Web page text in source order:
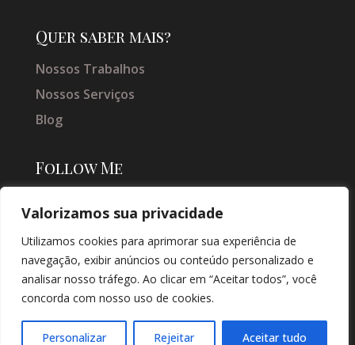
Valorizamos sua privacidade
Utilizamos cookies para aprimorar sua experiência de
navegação, exibir anúncios ou conteúdo personalizado e
analisar nosso tráfego. Ao clicar em “Aceitar todos”, você
concorda com nosso uso de cookies.
Personalizar Rejeitar Aceitar tudo
Quer saber mais?
Nossos Trabalhos
Nossos Serviços
Blog
Follow Me
SOLUÇÕES DIGITAIS |
CRIAÇÃO DE SITES